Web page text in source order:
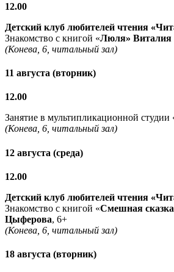
12.00
Детский клуб любителей чтения
Знакомство с книгой «Люля» Виталия
(Конева, 6, читальный зал)
11 августа (вторник)
12.00
Занятие в мультипликационной студии
(Конева, 6, читальный зал)
12 августа (среда)
12.00
Детский клуб любителей чтения
Знакомство с книгой «Смешная
Цыферова, 6+
(Конева, 6, читальный зал)
18 августа (вторник)